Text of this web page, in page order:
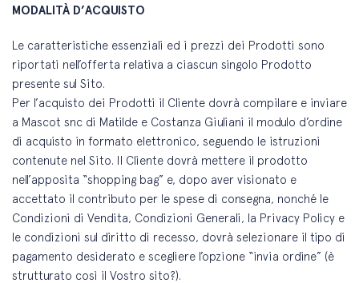
MODALITÀ D’ACQUISTO
Le caratteristiche essenziali ed i prezzi dei Prodotti sono
riportati nell’offerta relativa a ciascun singolo Prodotto
presente sul Sito.
Per l’acquisto dei Prodotti il Cliente dovrà compilare e inviare
a Mascot snc di Matilde e Costanza Giuliani il modulo d’ordine
di acquisto in formato elettronico, seguendo le istruzioni
contenute nel Sito. Il Cliente dovrà mettere il prodotto
nell’apposita “shopping bag” e, dopo aver visionato e
accettato il contributo per le spese di consegna, nonché le
Condizioni di Vendita, Condizioni Generali, la Privacy Policy e
le condizioni sul diritto di recesso, dovrà selezionare il tipo di
pagamento desiderato e scegliere l’opzione “invia ordine” (è
strutturato così il Vostro sito?).